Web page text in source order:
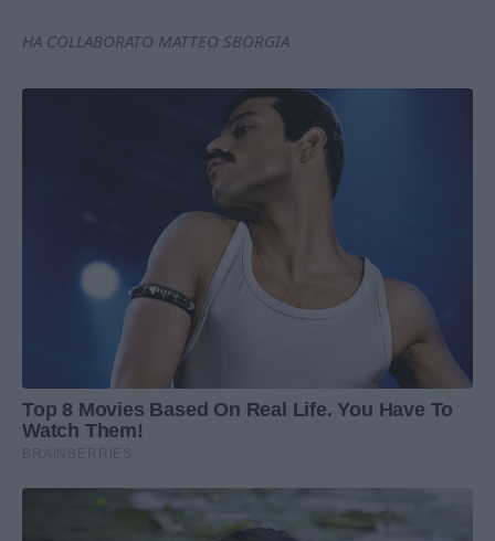
HA COLLABORATO MATTEO SBORGIA